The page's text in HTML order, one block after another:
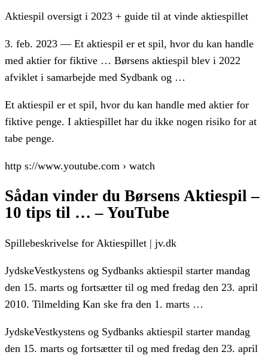
Aktiespil oversigt i 2023 + guide til at vinde aktiespillet
3. feb. 2023 — Et aktiespil er et spil, hvor du kan handle
med aktier for fiktive … Børsens aktiespil blev i 2022
afviklet i samarbejde med Sydbank og …
Et aktiespil er et spil, hvor du kan handle med aktier for
fiktive penge. I aktiespillet har du ikke nogen risiko for at
tabe penge.
http s://www.youtube.com › watch
Sådan vinder du Børsens Aktiespil –
10 tips til … – YouTube
Spillebeskrivelse for Aktiespillet | jv.dk
JydskeVestkystens og Sydbanks aktiespil starter mandag
den 15. marts og fortsætter til og med fredag den 23. april
2010. Tilmelding Kan ske fra den 1. marts …
JydskeVestkystens og Sydbanks aktiespil starter mandag
den 15. marts og fortsætter til og med fredag den 23. april